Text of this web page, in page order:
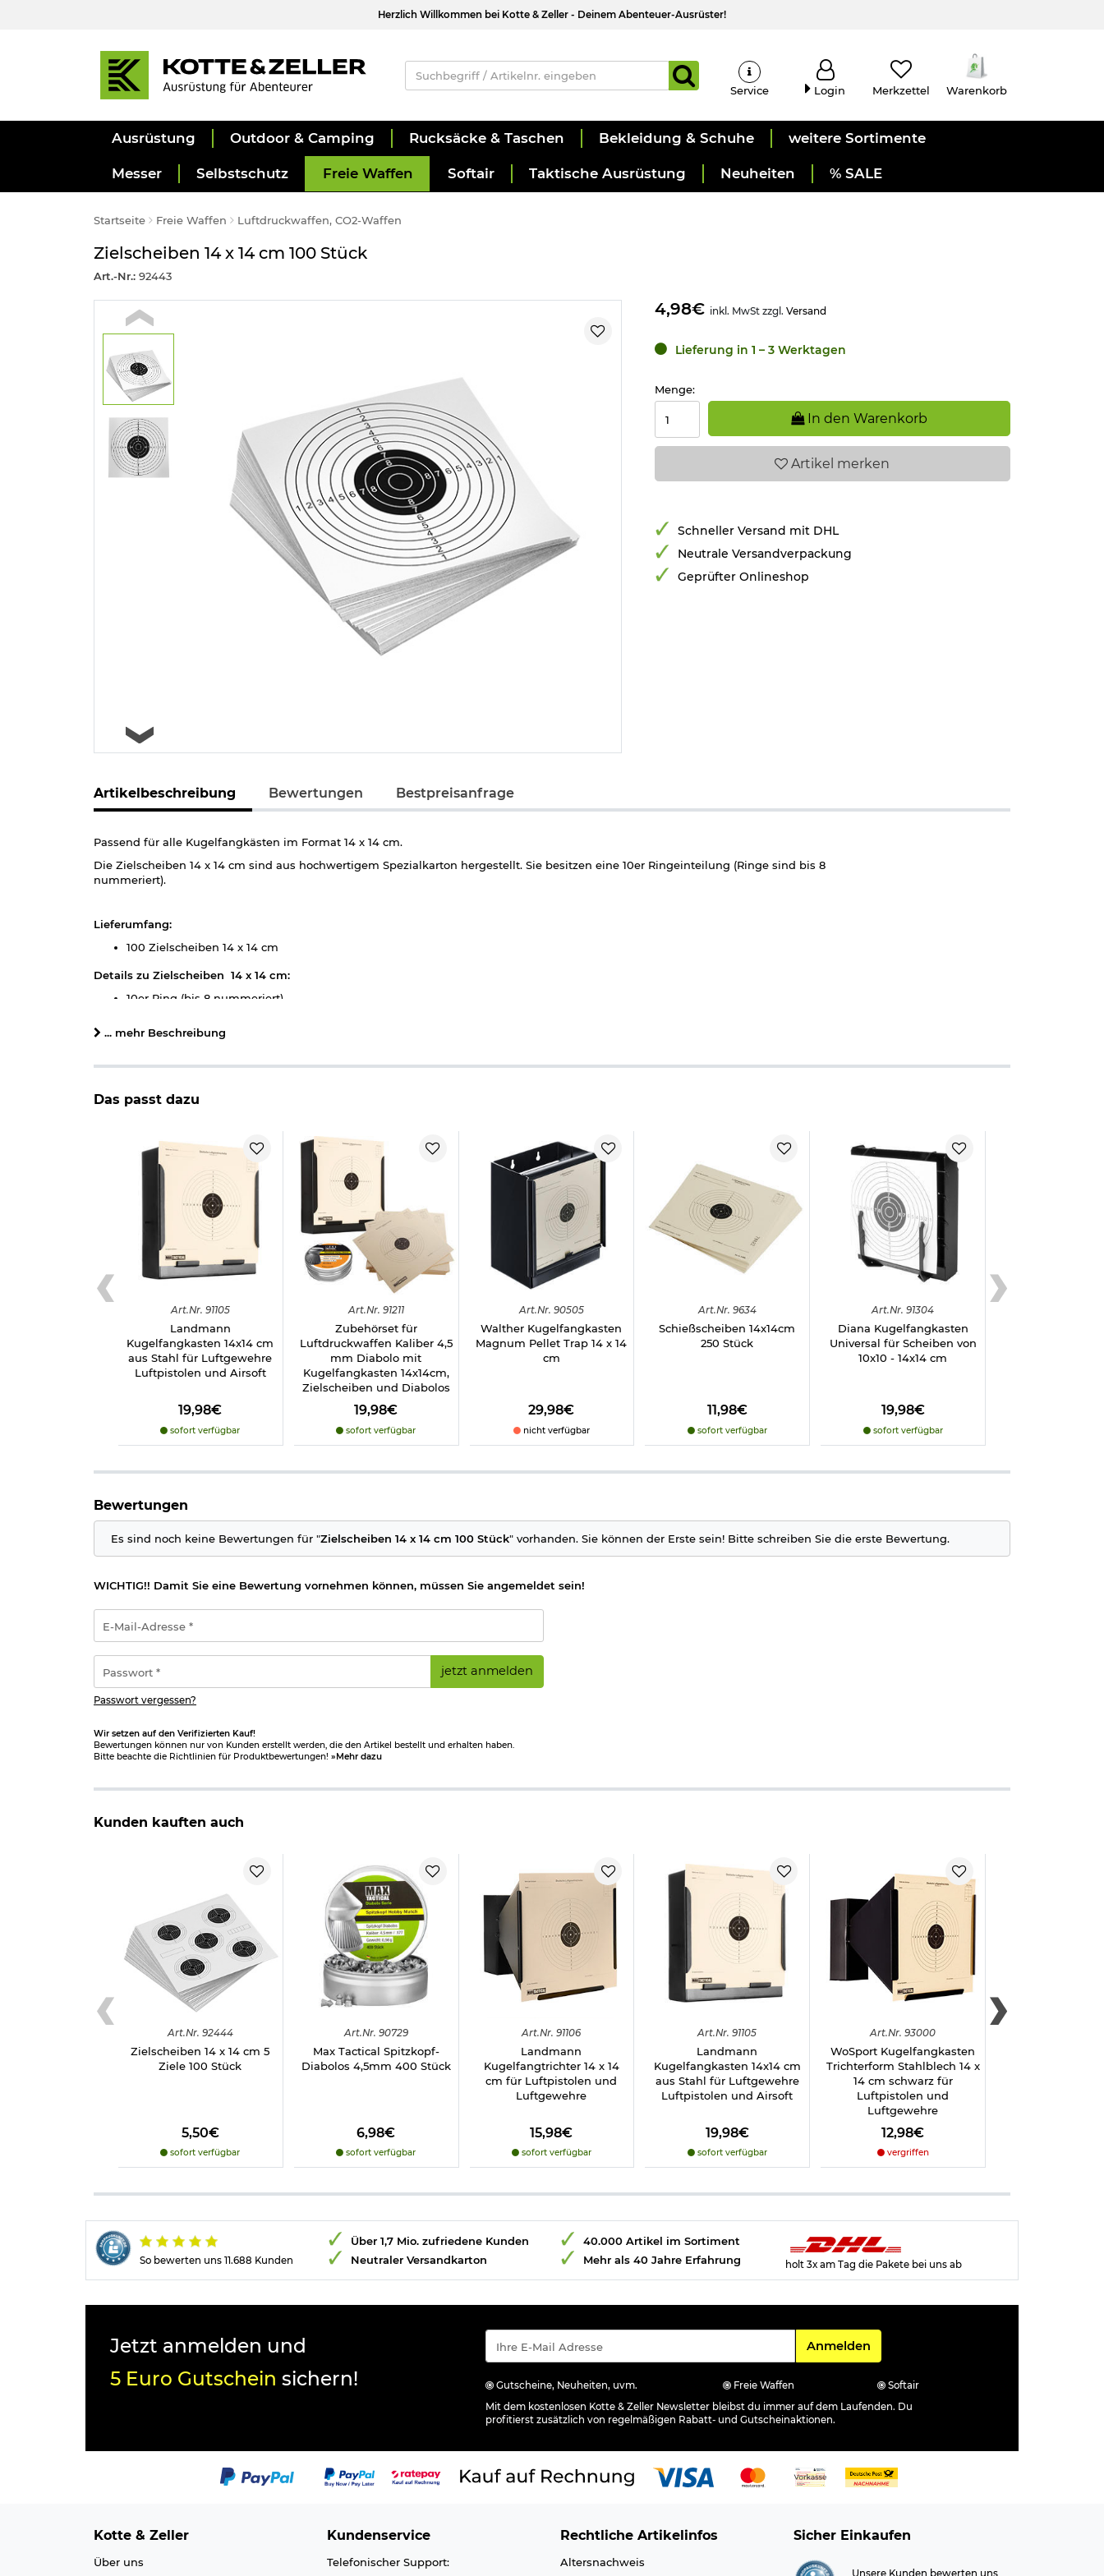
Herzlich Willkommen bei Kotte & Zeller - Deinem Abenteuer-Ausrüster!
Service Login Merkzettel Warenkorb
Ausrüstung Outdoor & Camping Rucksäcke & Taschen Bekleidung & Schuhe weitere Sortimente
Messer Selbstschutz Freie Waffen Softair Taktische Ausrüstung Neuheiten % SALE
Startseite Freie Waffen Luftdruckwaffen, CO2-Waffen
Zielscheiben 14 x 14 cm 100 Stück
Art.-Nr.: 92443
4,98€ inkl. MwSt zzgl. Versand
Lieferung in 1 – 3 Werktagen
Menge:
In den Warenkorb
Artikel merken
Schneller Versand mit DHL
Neutrale Versandverpackung
Geprüfter Onlineshop
Artikelbeschreibung Bewertungen Bestpreisanfrage
Passend für alle Kugelfangkästen im Format 14 x 14 cm.
Die Zielscheiben 14 x 14 cm sind aus hochwertigem Spezialkarton hergestellt. Sie besitzen eine 10er Ringeinteilung (Ringe sind bis 8
nummeriert).
Lieferumfang:
100 Zielscheiben 14 x 14 cm
Details zu Zielscheiben 14 x 14 cm:
10er Ring (bis 8 nummeriert)
Gewicht: ca. 5 g (pro Stück)
Material: Spezialkarton
... mehr Beschreibung
Das passt dazu
Art.Nr. 91105
Landmann
Kugelfangkasten 14x14 cm
aus Stahl für Luftgewehre
Luftpistolen und Airsoft
19,98€
sofort verfügbar
Art.Nr. 91211
Zubehörset für
Luftdruckwaffen Kaliber 4,5
mm Diabolo mit
Kugelfangkasten 14x14cm,
Zielscheiben und Diabolos
19,98€
sofort verfügbar
Art.Nr. 90505
Walther Kugelfangkasten
Magnum Pellet Trap 14 x 14
cm
29,98€
nicht verfügbar
Art.Nr. 9634
Schießscheiben 14x14cm
250 Stück
11,98€
sofort verfügbar
Art.Nr. 91304
Diana Kugelfangkasten
Universal für Scheiben von
10x10 - 14x14 cm
19,98€
sofort verfügbar
Bewertungen
Es sind noch keine Bewertungen für "Zielscheiben 14 x 14 cm 100 Stück" vorhanden. Sie können der Erste sein! Bitte schreiben Sie die erste Bewertung.
WICHTIG!! Damit Sie eine Bewertung vornehmen können, müssen Sie angemeldet sein!
Mail-
Adresse
*
jetzt anmelden
Passwort vergessen?
Wir setzen auf den Verifizierten Kauf!
Bewertungen können nur von Kunden erstellt werden, die den Artikel bestellt und erhalten haben.
Bitte beachte die Richtlinien für Produktbewertungen! »Mehr dazu
Kunden kauften auch
Art.Nr. 92444
Zielscheiben 14 x 14 cm 5
Ziele 100 Stück
5,50€
sofort verfügbar
Art.Nr. 90729
Max Tactical Spitzkopf-
Diabolos 4,5mm 400 Stück
6,98€
sofort verfügbar
Art.Nr. 91106
Landmann
Kugelfangtrichter 14 x 14
cm für Luftpistolen und
Luftgewehre
15,98€
sofort verfügbar
Art.Nr. 91105
Landmann
Kugelfangkasten 14x14 cm
aus Stahl für Luftgewehre
Luftpistolen und Airsoft
19,98€
sofort verfügbar
Art.Nr. 93000
WoSport Kugelfangkasten
Trichterform Stahlblech 14 x
14 cm schwarz für
Luftpistolen und
Luftgewehre
12,98€
vergriffen
So bewerten uns 11.688 Kunden
Über 1,7 Mio. zufriedene Kunden
Neutraler Versandkarton
40.000 Artikel im Sortiment
Mehr als 40 Jahre Erfahrung
holt 3x am Tag die Pakete bei uns ab
Jetzt anmelden und
5 Euro Gutschein sichern!
Für den Newsletter
Anmelden
Gutscheine, Neuheiten, uvm. Freie Waffen
Softair
Mit dem kostenlosen Kotte & Zeller Newsletter bleibst du immer auf dem Laufenden. Du
profitierst zusätzlich von regelmäßigen Rabatt- und Gutscheinaktionen.
Kotte & Zeller
Über uns
Kundenservice
Telefonischer Support:
Rechtliche Artikelinfos
Altersnachweis
Sicher Einkaufen
Unsere Kunden bewerten uns